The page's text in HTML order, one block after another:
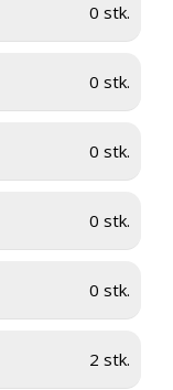
0 stk.
0 stk.
0 stk.
0 stk.
0 stk.
2 stk.